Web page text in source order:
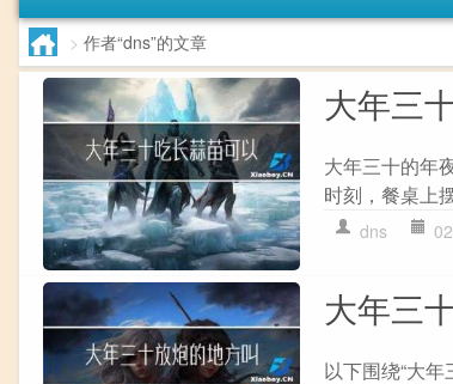
> 作者“dns”的文章
大年三
大年三十的年
时刻，餐桌上
dns
大年三
以下围绕“大